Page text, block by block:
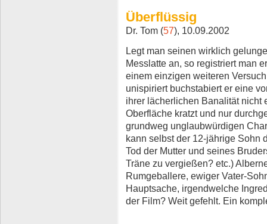
Überflüssig
Dr. Tom (57), 10.09.2002
Legt man seinen wirklich
Messlatte an, so registriert man
einem einzigen weiteren
unispiriert buchstabiert er eine
ihrer lächerlichen Banalität nicht
Oberfläche kratzt und nur
grundweg unglaubwürdigen
kann selbst der 12-jährige Sohn
Tod der Mutter und seines
Träne zu vergießen? etc.)
Rumgeballere, ewiger Vater-
Hauptsache, irgendwelche
der Film? Weit gefehlt. Ein